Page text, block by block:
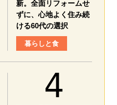
新。全面リフォームせ
ずに、心地よく住み続
ける60代の選択
暮らしと食